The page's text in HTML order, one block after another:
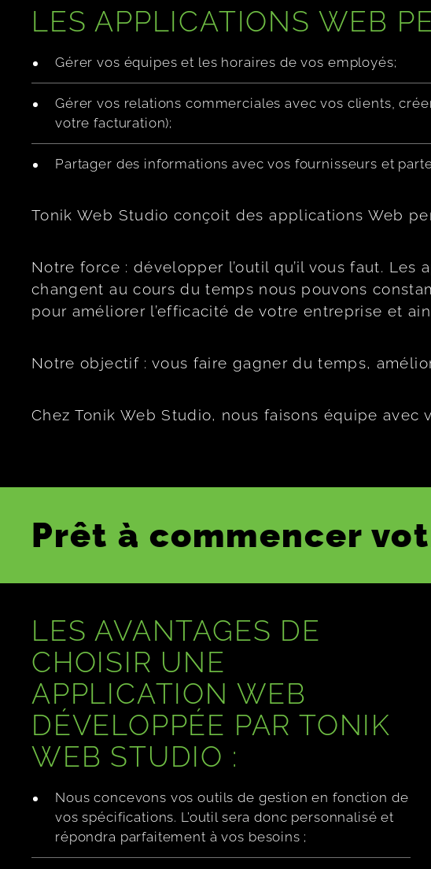
LES APPLICATIONS WEB
Gérer vos équipes et les horaires de vos employés;
Gérer vos relations commerciales avec vos clients,
votre facturation);
Partager des informations avec vos fournisseurs et
Tonik Web Studio conçoit des applications Web
Notre force : développer l’outil qu’il vous faut.
changent au cours du temps nous pouvons
pour améliorer l’efficacité de votre entreprise et
Notre objectif : vous faire gagner du temps,
Chez Tonik Web Studio, nous faisons équipe
Prêt à commencer
LES AVANTAGES DE
CHOISIR UNE
APPLICATION WEB
DÉVELOPPÉE PAR TONIK
WEB STUDIO :
Nous concevons vos outils de gestion en fonction de
vos spécifications. L’outil sera donc personnalisé et
répondra parfaitement à vos besoins ;